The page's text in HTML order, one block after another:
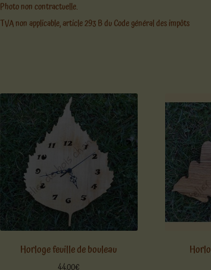
Photo non contractuelle.
TVA non applicable, article 293 B du Code général des impôts
Horloge feuille de bouleau